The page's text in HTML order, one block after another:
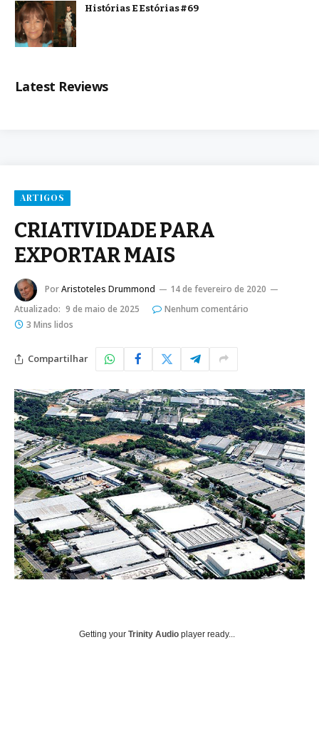
Histórias E Estórias #69
Latest Reviews
ARTIGOS
CRIATIVIDADE PARA
EXPORTAR MAIS
PorAristoteles Drummond
14 de fevereiro de 2020
Atualizado: 9 de maio de 2025
Nenhum comentário
3 Mins lidos
Compartilhar
Getting your Trinity Audio player ready...